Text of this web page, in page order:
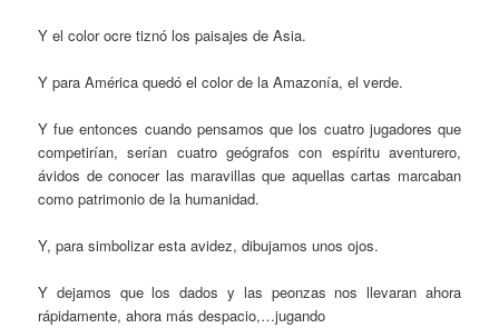
Y el color ocre tiznó los paisajes de Asia.
Y para América quedó el color de la Amazonía, el verde.
Y fue entonces cuando pensamos que los cuatro jugadores que
competirían, serían cuatro geógrafos con espíritu aventurero,
ávidos de conocer las maravillas que aquellas cartas marcaban
como patrimonio de la humanidad.
Y, para simbolizar esta avidez, dibujamos unos ojos.
Y dejamos que los dados y las peonzas nos llevaran ahora
rápidamente, ahora más despacio,…jugando